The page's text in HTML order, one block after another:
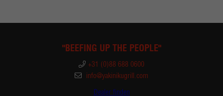
"BEEFING UP THE PEOPLE"
+31 (0)88 688 0600
info@yakinikugrill.com
Dealer finden